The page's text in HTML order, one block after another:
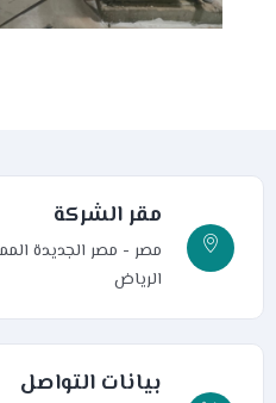
مقر الشركة
مصر - مصر الجديدة
الرياض
بيانات التواصل